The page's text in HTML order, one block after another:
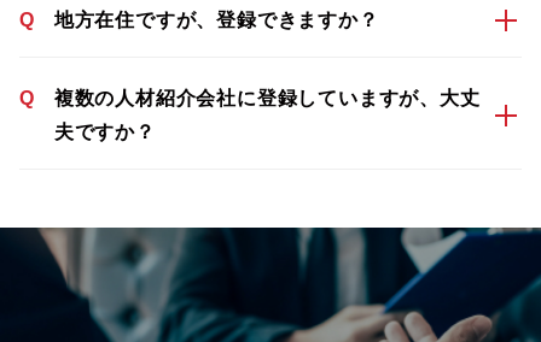
Q 地方在住ですが、登録できますか？
Q
複数の人材紹介会社に登録していますが、大丈
夫ですか？